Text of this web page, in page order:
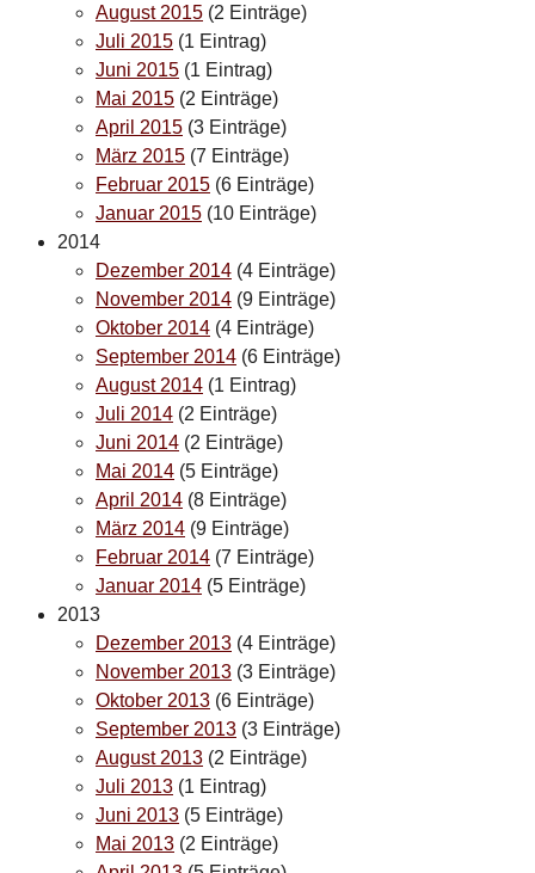
August 2015 (2 Einträge)
Juli 2015 (1 Eintrag)
Juni 2015 (1 Eintrag)
Mai 2015 (2 Einträge)
April 2015 (3 Einträge)
März 2015 (7 Einträge)
Februar 2015 (6 Einträge)
Januar 2015 (10 Einträge)
2014
Dezember 2014 (4 Einträge)
November 2014 (9 Einträge)
Oktober 2014 (4 Einträge)
September 2014 (6 Einträge)
August 2014 (1 Eintrag)
Juli 2014 (2 Einträge)
Juni 2014 (2 Einträge)
Mai 2014 (5 Einträge)
April 2014 (8 Einträge)
März 2014 (9 Einträge)
Februar 2014 (7 Einträge)
Januar 2014 (5 Einträge)
2013
Dezember 2013 (4 Einträge)
November 2013 (3 Einträge)
Oktober 2013 (6 Einträge)
September 2013 (3 Einträge)
August 2013 (2 Einträge)
Juli 2013 (1 Eintrag)
Juni 2013 (5 Einträge)
Mai 2013 (2 Einträge)